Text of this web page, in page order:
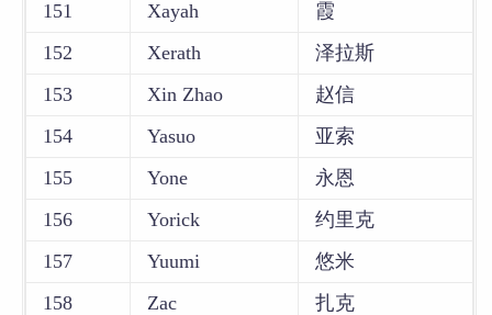
151
Xayah
霞
152
Xerath
泽拉斯
153
Xin Zhao
赵信
154
Yasuo
亚索
155
Yone
永恩
156
Yorick
约里克
157
Yuumi
悠米
158
Zac
扎克